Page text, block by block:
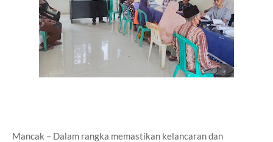
Mancak – Dalam rangka memastikan kelancaran dan